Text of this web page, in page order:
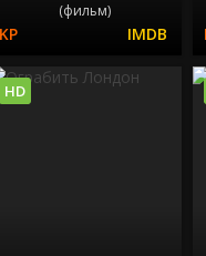
(фильм)
HD